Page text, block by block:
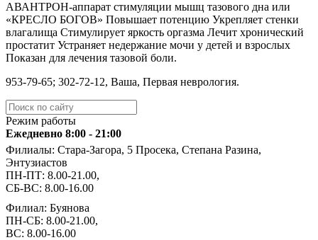
АВАНТРОН-аппарат стимуляции мышц тазового дна или
«КРЕСЛО БОГОВ» Повышает потенцию Укрепляет стенки
влагалища Стимулирует яркость оргазма Лечит хронический
простатит Устраняет недержание мочи у детей и взрослых
Показан для лечения тазовой боли.
️953-79-65; ️302-72-12, Ваша, Первая неврология.
Режим работы
Ежедневно 8:00 - 21:00
Филиалы: Стара-Загора, 5 Просека, Степана Разина,
Энтузиастов
ПН-ПТ: 8.00-21.00,
СБ-ВС: 8.00-16.00
Филиал: Буянова
ПН-СБ: 8.00-21.00,
ВС: 8.00-16.00